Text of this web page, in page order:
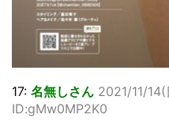
17: 名無しさん 2021/11/
ID:gMw0MP2K0